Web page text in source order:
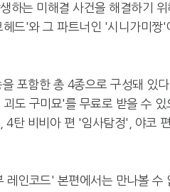
하는 미해결 사건을 해결하기
드'와 그 파트너인 '시니가미짱
포함한 총 4종으로 구성돼 있
도 구미묘'를 무료로 받을 수
탄 비비아 편 '임사탐정', 야코
레인코드' 본편에서는 만나볼 수